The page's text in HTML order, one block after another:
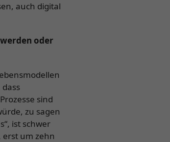
auch digital
oder
sind
zu sagen
ist schwer
um zehn